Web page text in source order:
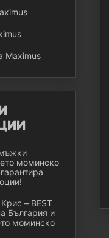
Maximus
моминско
– BEST
България и
моминско